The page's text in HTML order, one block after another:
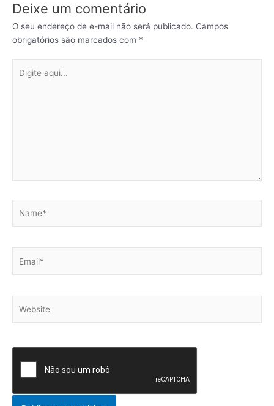
Deixe um comentário
O seu endereço de e-mail não será publicado. Campos
obrigatórios são marcados com *
aqui...